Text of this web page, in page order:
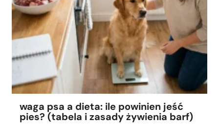
DAWKOWANIE
W
TERAPII
LĘKU,
STRESU
BÓLU
waga psa a dieta: ile powinien jeść
pies? (tabela i zasady żywienia barf)